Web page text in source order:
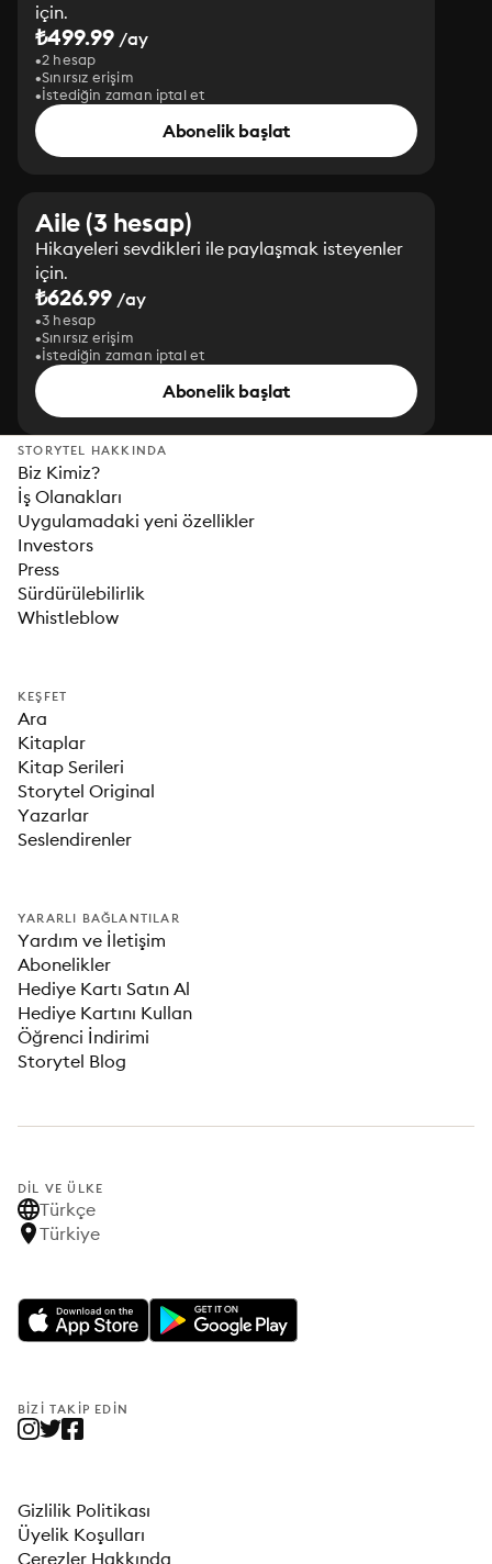
için.
₺499.99 /ay
2 hesap
Sınırsız erişim
İstediğin zaman iptal et
Abonelik başlat
Aile (3 hesap)
Hikayeleri sevdikleri ile paylaşmak isteyenler
için.
₺626.99 /ay
3 hesap
Sınırsız erişim
İstediğin zaman iptal et
Abonelik başlat
STORYTEL HAKKINDA
Biz Kimiz?
İş Olanakları
Uygulamadaki yeni özellikler
Investors
Press
Sürdürülebilirlik
Whistleblow
KEŞFET
Ara
Kitaplar
Kitap Serileri
Storytel Original
Yazarlar
Seslendirenler
YARARLI BAĞLANTILAR
Yardım ve İletişim
Abonelikler
Hediye Kartı Satın Al
Hediye Kartını Kullan
Öğrenci İndirimi
Storytel Blog
DIL VE ÜLKE
Türkçe
Türkiye
BIZI TAKIP EDIN
Gizlilik Politikası
Üyelik Koşulları
Çerezler Hakkında